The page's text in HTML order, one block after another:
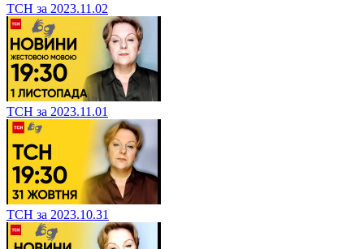
ТСН за 2023.11.02
ТСН за 2023.11.01
ТСН за 2023.10.31